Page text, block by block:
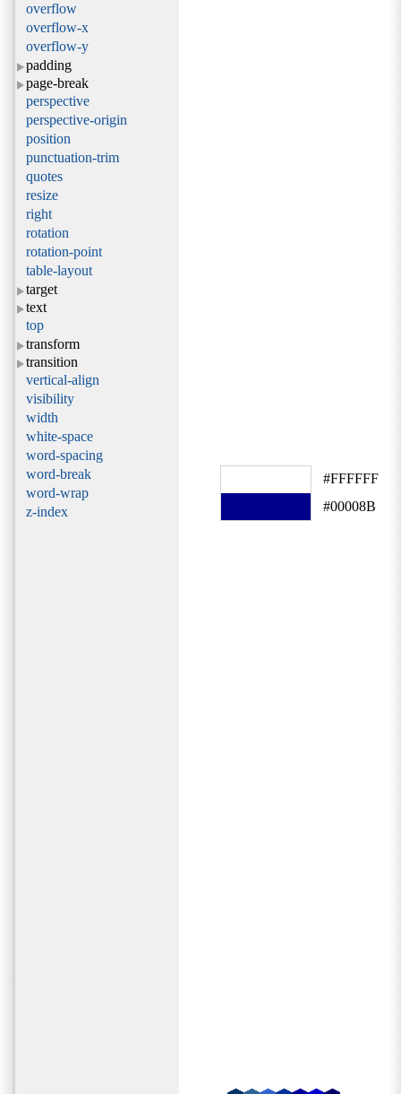
overflow
overflow-x
overflow-y
padding
page-break
perspective
perspective-origin
position
punctuation-trim
quotes
resize
right
rotation
rotation-point
table-layout
target
text
top
transform
transition
vertical-align
visibility
width
white-space
word-spacing
word-break
word-wrap
z-index
#FFFFFF
#00008B